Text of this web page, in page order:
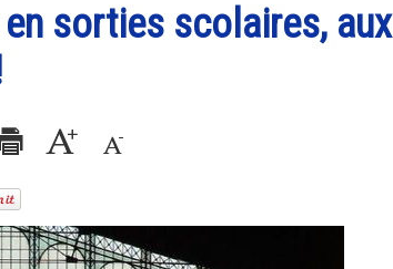
sorties scolaires, aux